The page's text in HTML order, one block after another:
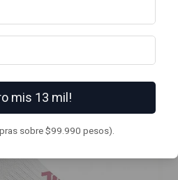
mis 13 mil!
sobre $99.990 pesos).